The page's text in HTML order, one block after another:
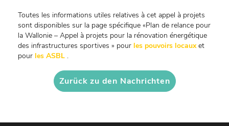
Toutes les informations utiles relatives à cet appel à projets
sont disponibles sur la page spécifique «Plan de relance pour
la Wallonie – Appel à projets pour la rénovation énergétique
des infrastructures sportives » pour les pouvoirs locauxet
pour les ASBL .
Zurück zu den Nachrichten